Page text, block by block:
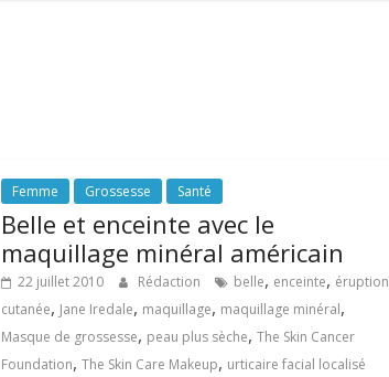
Femme Grossesse Santé
Belle et enceinte avec le
maquillage minéral américain
22 juillet 2010 Rédaction belle, enceinte, éruption
cutanée, Jane Iredale, maquillage, maquillage minéral,
Masque de grossesse, peau plus sèche,The Skin Cancer
Foundation,The Skin Care Makeup, urticaire facial localisé